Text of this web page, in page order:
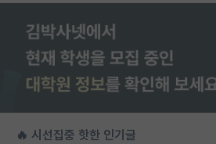
🔥 시선집중 핫한 인기글